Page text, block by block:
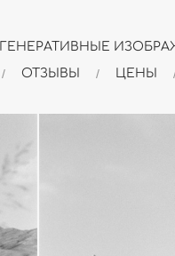
ГЕНЕРАТИВНЫЕ
ОТЗЫВЫ ЦЕНЫ